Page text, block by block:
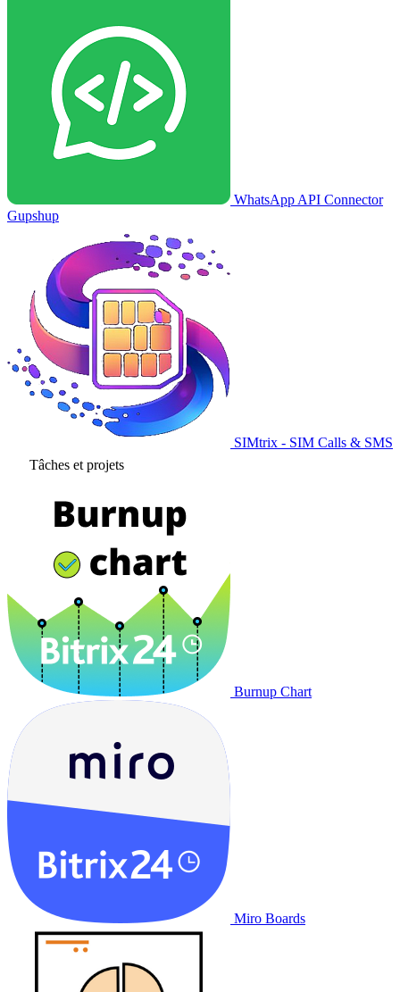
WhatsApp API Connector
Gupshup
SIMtrix - SIM Calls & SMS
Tâches et projets
Burnup Chart
Miro Boards